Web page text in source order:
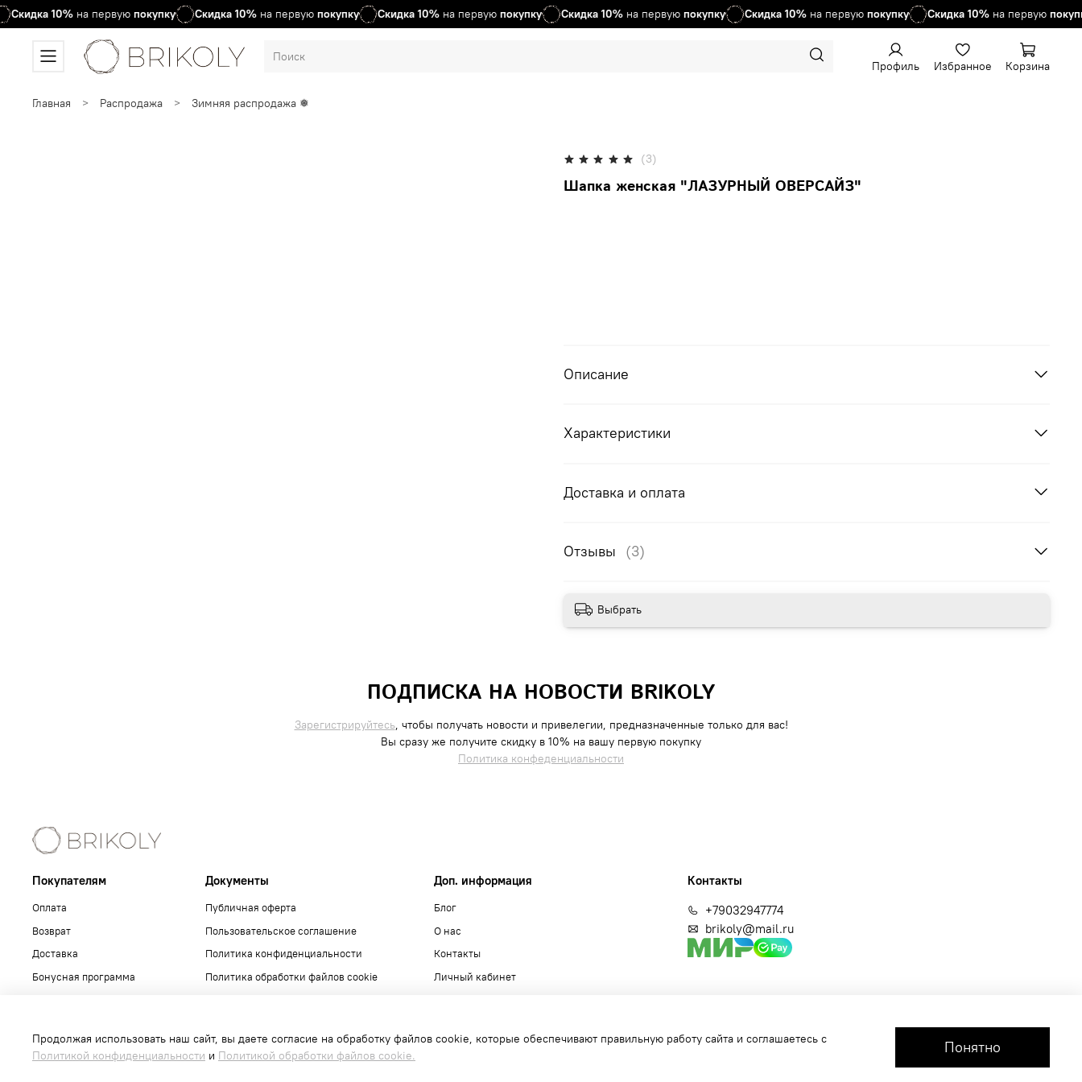
Скидка10%на первуюпокупку Скидка10%на первуюпокупку Скидка10%на первуюпокупку Скидка10%на первуюпокупку Скидка10%на первуюпокупку Скидка10%на первую
Профиль Избранное Корзина
Главная Распродажа Зимняя распродажа ❅
(3)
Шапка женская "ЛАЗУРНЫЙ ОВЕРСАЙЗ"
Описание
Характеристики
Доставка и оплата
Отзывы (3)
Выбрать
ПОДПИСКА НА НОВОСТИ BRIKOLY
Зарегистрируйтесь, чтобы получать новости и привелегии, предназначенные только для вас!
Вы сразу же получите скидку в 10% на вашу первую покупку
Политика конфеденциальности
Покупателям
Оплата
Возврат
Доставка
Бонусная программа
Документы
Публичная оферта
Пользовательское соглашение
Политика конфиденциальности
Политика обработки файлов cookie
Доп. информация
Блог
О нас
Контакты
Личный кабинет
Контакты
+79032947774
brikoly@mail.ru
Интернет-магазин создан на inSales
Продолжая использовать наш сайт, вы даете согласие на обработку файлов cookie, которые обеспечивают правильную работу сайта и соглашаетесь с
Политикой конфиденциальности и Политикой обработки файлов cookie. Понятно